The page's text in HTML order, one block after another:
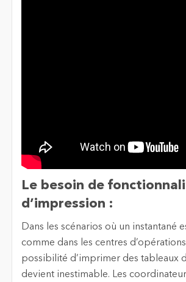
Le besoin de
d’impression :
Dans les scénarios où un instantané
comme dans les centres
possibilité d’imprimer des tableaux
devient inestimable. Les